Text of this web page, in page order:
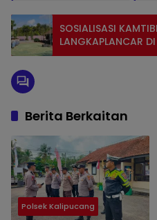
SOSIALISASI
LANGKAPLANCAR DI
LANGKAPLANCAR
Berita Berkaitan
Polsek Kalipucang